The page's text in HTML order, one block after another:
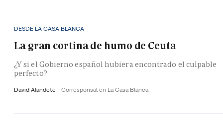
DESDE LA CASA BLANCA
La gran cortina de humo de Ceuta
¿Y si el Gobierno español hubiera encontrado el culpable
perfecto?
David Alandete Corresponsal en La Casa Blanca